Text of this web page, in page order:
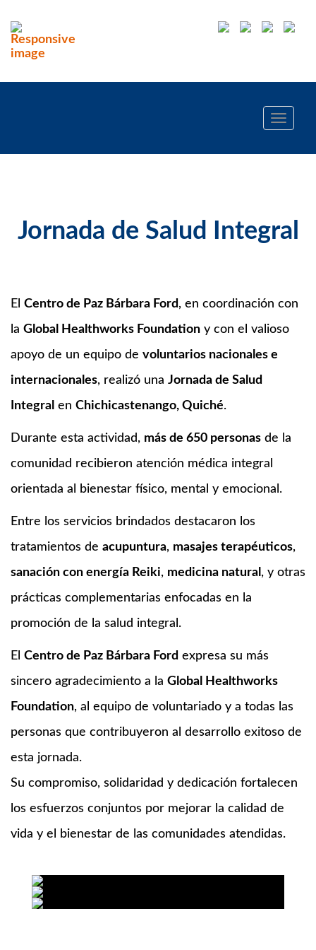
Toggle
Jornada de Salud Integral
El Centro de Paz Bárbara Ford, en coordinación con
la Global Healthworks Foundation y con el valioso
apoyo de un equipo de voluntarios nacionales e
internacionales, realizó una Jornada de Salud
Integral en Chichicastenango, Quiché.
Durante esta actividad, más de 650 personas de la
comunidad recibieron atención médica integral
orientada al bienestar físico, mental y emocional.
Entre los servicios brindados destacaron los
tratamientos de acupuntura, masajes terapéuticos,
sanación con energía Reiki, medicina natural , y otras
prácticas complementarias enfocadas en la
promoción de la salud integral.
El Centro de Paz Bárbara Ford expresa su más
sincero agradecimiento a la Global Healthworks
Foundation, al equipo de voluntariado y a todas las
personas que contribuyeron al desarrollo exitoso de
esta jornada.
Su compromiso, solidaridad y dedicación fortalecen
los esfuerzos conjuntos por mejorar la calidad de
vida y el bienestar de las comunidades atendidas.